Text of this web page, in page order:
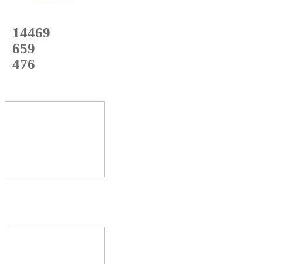
14469
с начала года
659
с начала месяца
476
с начала недели